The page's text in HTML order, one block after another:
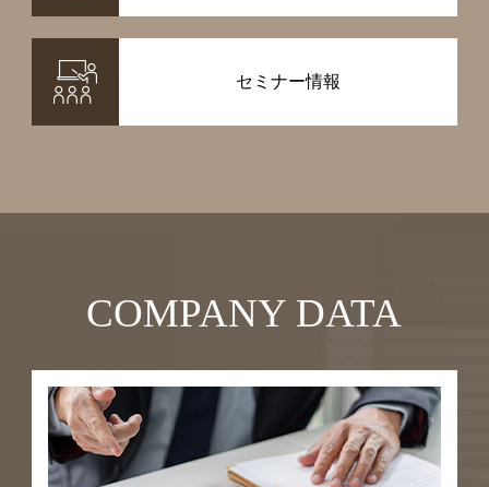
セミナー情報
COMPANY DATA